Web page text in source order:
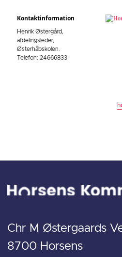
Kontaktinformation
Henrik Østergård,
afdelingsleder,
Østerhåbskolen.
Telefon: 24666833
Chr M Østergaards
8700 Horsens